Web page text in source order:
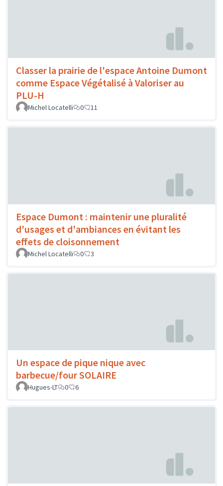
Classer la prairie de l'espace Antoine Dumont
comme Espace Végétalisé à Valoriser au
PLU-H
Michel Locatelli 0 11
Espace Dumont : maintenir une pluralité
d'usages et d'ambiances en évitant les
effets de cloisonnement
Michel Locatelli 0 3
Un espace de pique nique avec
barbecue/four SOLAIRE
Hugues-LT 0 6